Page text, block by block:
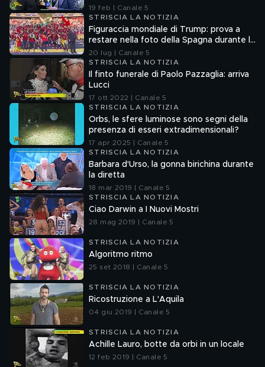
19 feb | Canale 5
STRISCIA LA NOTIZIA
Figuraccia mondiale di Trump: prova a
restare nella foto della Spagna durante la
premiazione
20 lug | Canale 5
STRISCIA LA NOTIZIA
Il finto funerale di Paolo Pazzaglia: arriva
Lucci
17 ott 2022 | Canale 5
STRISCIA LA NOTIZIA
Orbs, le sfere luminose sono segni della
presenza di esseri extradimensionali?
17 apr 2025 | Canale 5
STRISCIA LA NOTIZIA
Barbara d'Urso, la gonna birichina durante
la diretta
18 mar 2019 | Canale 5
STRISCIA LA NOTIZIA
Ciao Darwin a I Nuovi Mostri
28 mag 2019 | Canale 5
STRISCIA LA NOTIZIA
Algoritmo ritmo
25 set 2018 | Canale 5
STRISCIA LA NOTIZIA
Ricostruzione a L'Aquila
04 giu 2019 | Canale 5
STRISCIA LA NOTIZIA
Achille Lauro, botte da orbi in un locale
12 feb 2019 | Canale 5